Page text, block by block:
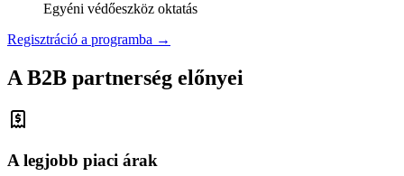
Egyéni védőeszköz oktatás
Regisztráció a programba →
A B2B partnerség előnyei
A legjobb piaci árak